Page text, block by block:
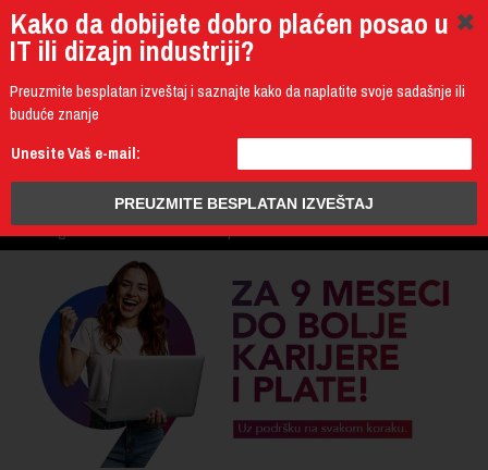
Kako da dobijete dobro plaćen posao u
IT ili dizajn industriji?
Preuzmite besplatan izveštaj i saznajte kako da naplatite svoje sadašnje ili
buduće znanje
Unesite Vaš e-mail: 011 4011 200
UPIS
ŠTA DOBIJATE
UČENJE NA DALJINU
DIPLOME I SERTIFIKATI
O IT AKADEMIJI
Programming Administration
3D Design & CAD
Mobile Development